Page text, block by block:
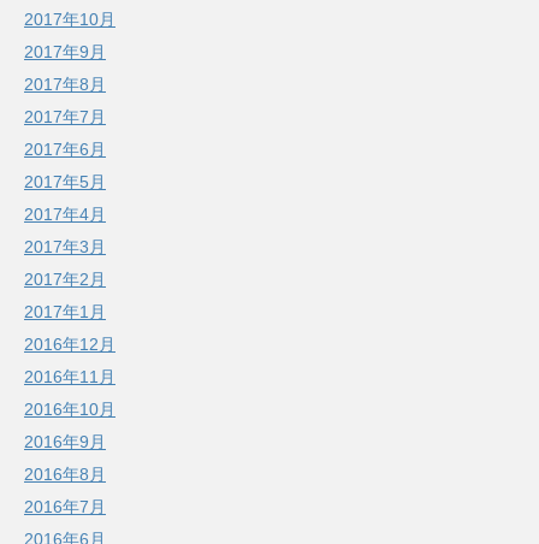
2017年10月
2017年9月
2017年8月
2017年7月
2017年6月
2017年5月
2017年4月
2017年3月
2017年2月
2017年1月
2016年12月
2016年11月
2016年10月
2016年9月
2016年8月
2016年7月
2016年6月